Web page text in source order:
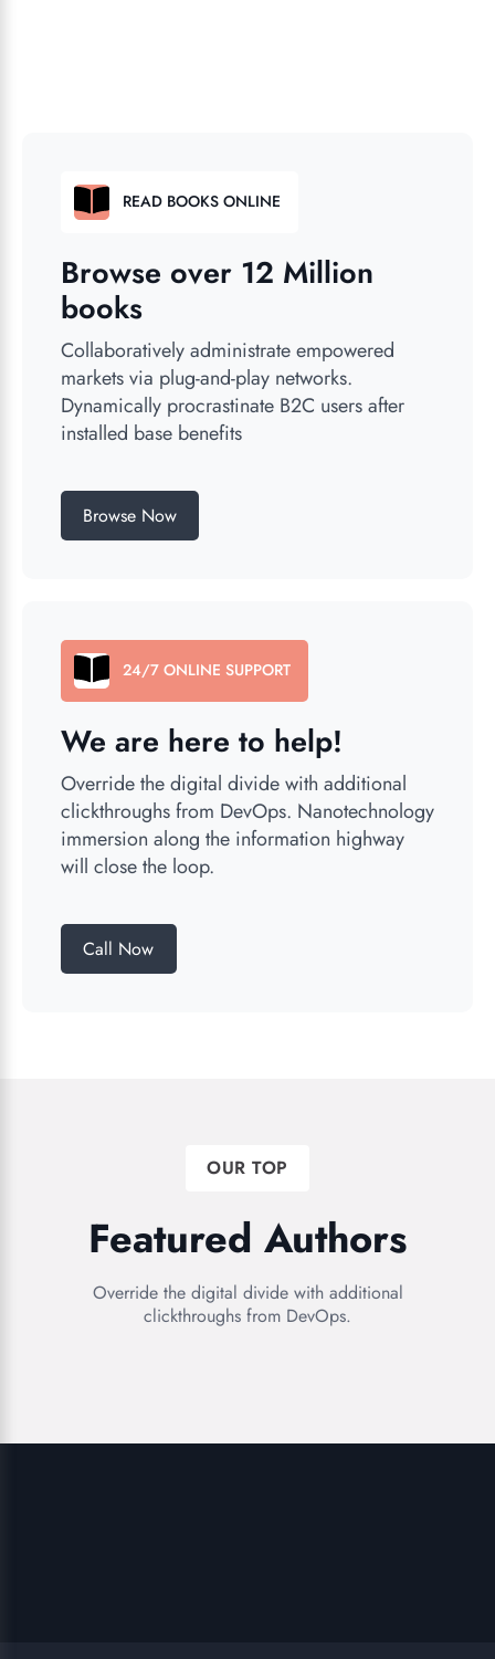
READ BOOKS ONLINE
Browse over 12 Million
books
Collaboratively administrate empowered
markets via plug-and-play networks.
Dynamically procrastinate B2C users after
installed base benefits
Browse Now
24/7 ONLINE SUPPORT
We are here to help!
Override the digital divide with additional
clickthroughs from DevOps. Nanotechnology
immersion along the information highway
will close the loop.
Call Now
OUR TOP
Featured Authors
Override the digital divide with additional
clickthroughs from DevOps.